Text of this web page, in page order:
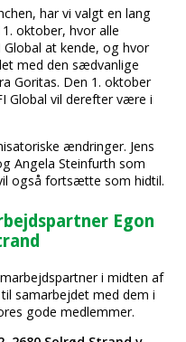
har vi valgt en lang
oktober, hvor alle
at kende, og hvor
med den sædvanlige
Goritas. Den 1. oktober
Global vil derefter være i
ændringer. Jens
Angela Steinfurth som
også fortsætte som hidtil.
Egon
i midten af
samarbejdet med dem i
gode medlemmer.